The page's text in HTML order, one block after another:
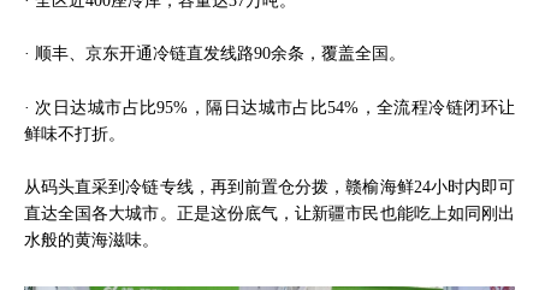
· 顺丰、京东开通冷链直发线路90余条，覆盖全国。
· 次日达城市占比95%，隔日达城市占比54%，全流程冷链闭环让
鲜味不打折。
从码头直采到冷链专线，再到前置仓分拨，赣榆海鲜24小时内即可
直达全国各大城市。正是这份底气，让新疆市民也能吃上如同刚出
水般的黄海滋味。